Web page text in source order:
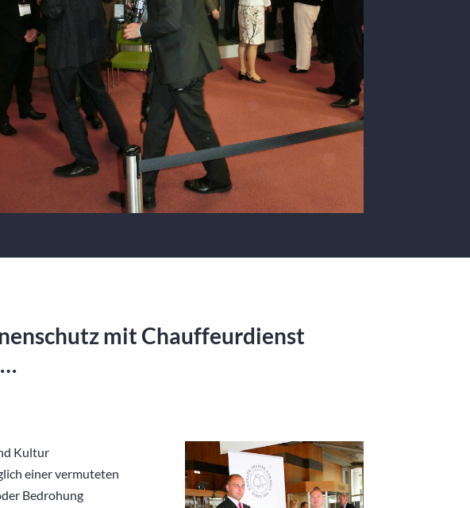
mit Chauffeurdienst
Kultur
einer vermuteten
Bedrohung